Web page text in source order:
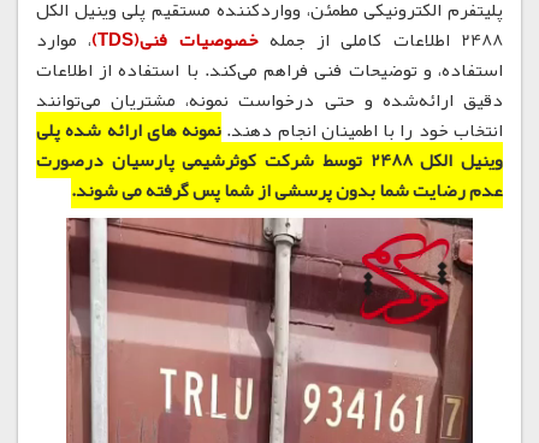
پلیتفرم الکترونیکی مطمئن، وواردکننده مستقیم پلی وینیل الکل
2488 اطلاعات کاملی از جمله
خصوصیات فنی(TDS)
، موارد
استفاده، و توضیحات فنی فراهم می‌کند. با استفاده از اطلاعات
دقیق ارائه‌شده و حتی درخواست نمونه، مشتریان می‌توانند
انتخاب خود را با اطمینان انجام دهند.نمونه های ارائه شده پلی
وینیل الکل 2488 توسط شرکت کوثرشیمی پارسیان درصورت
عدم رضایت شما بدون پرسشی از شما پس گرفته می شوند.